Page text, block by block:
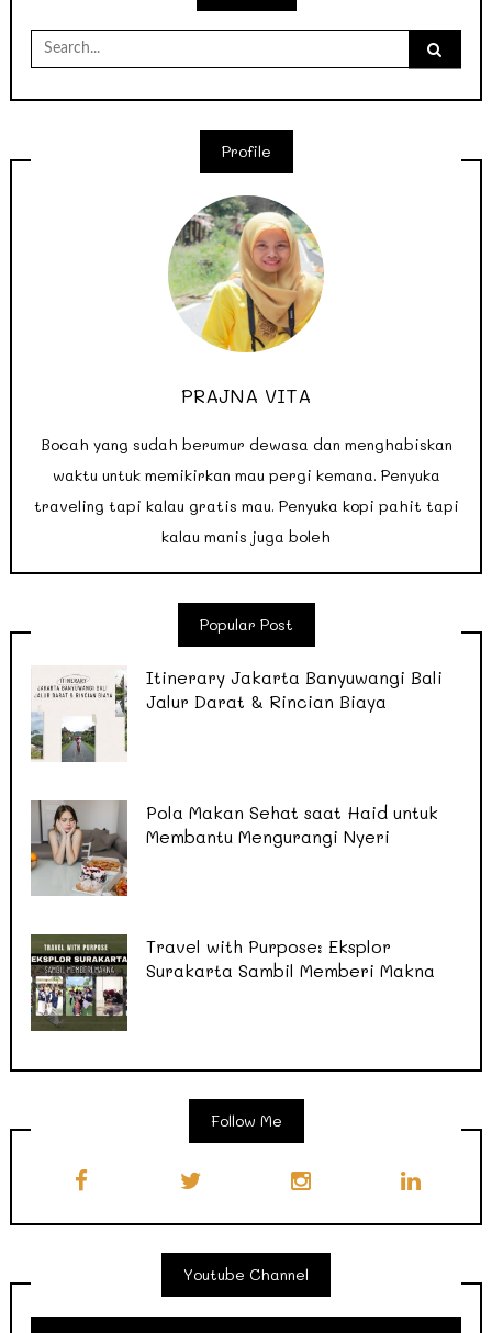
Search
for:
Profile
PRAJNA VITA
Bocah yang sudah berumur dewasa dan menghabiskan
waktu untuk memikirkan mau pergi kemana. Penyuka
traveling tapi kalau gratis mau. Penyuka kopi pahit tapi
kalau manis juga boleh
Popular Post
Itinerary Jakarta Banyuwangi Bali
Jalur Darat & Rincian Biaya
Pola Makan Sehat saat Haid untuk
Membantu Mengurangi Nyeri
Travel with Purpose: Eksplor
Surakarta Sambil Memberi Makna
Follow Me
Youtube Channel